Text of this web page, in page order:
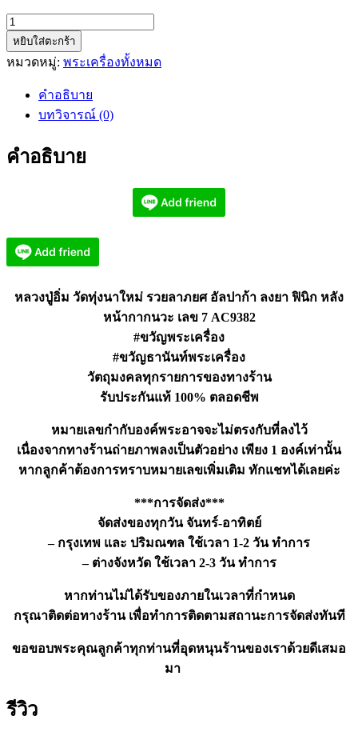
จำนวน
หลวง
ปู่
ใหม่
อัล
ปาก้
ลงยา
หยิบใส่ตะกร้า
หมวดหมู่: พระเครื่องทั้งหมด
คำอธิบาย
บทวิจารณ์ (0)
คำอธิบาย
หลวงปู่อิ่ม วัดทุ่งนาใหม่ รวยลาภยศ อัลปาก้า ลงยา ฟินิก หลัง
หน้ากากนวะ เลข 7 AC9382
#ขวัญพระเครื่อง
#ขวัญธานันท์พระเครื่อง
วัตถุมงคลทุกรายการของทางร้าน
รับประกันแท้ 100% ตลอดชีพ
หมายเลขกำกับองค์พระอาจจะไม่ตรงกับที่ลงไว้
เนื่องจากทางร้านถ่ายภาพลงเป็นตัวอย่าง เพียง 1 องค์เท่านั้น
หากลูกค้าต้องการทราบหมายเลขเพิ่มเติม ทักแชทได้เลยค่ะ
***การจัดส่ง***
จัดส่งของทุกวัน จันทร์-อาทิตย์
– กรุงเทพ และ ปริมณฑล ใช้เวลา 1-2 วัน ทำการ
– ต่างจังหวัด ใช้เวลา 2-3 วัน ทำการ
หากท่านไม่ได้รับของภายในเวลาที่กำหนด
กรุณาติดต่อทางร้าน เพื่อทำการติดตามสถานะการจัดส่งทันที
ขอขอบพระคุณลูกค้าทุกท่านที่อุดหนุนร้านของเราด้วยดีเสมอ
มา
รีวิว